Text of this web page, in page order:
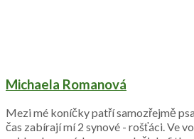
Michaela Romanová
Mezi mé koníčky patří samozřejmě
čas zabírají mí 2 synové - rošťáci. Ve